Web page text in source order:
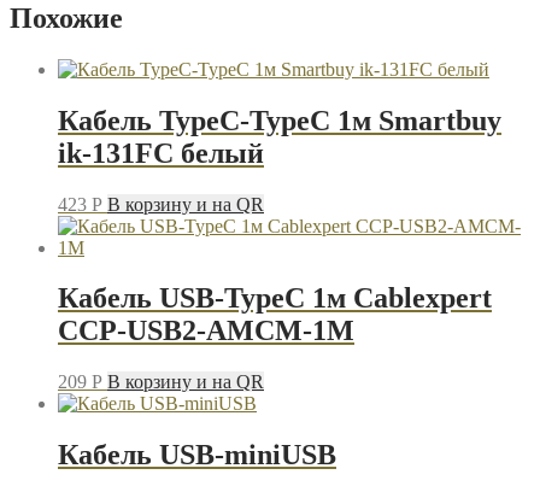
18-
белый
Похожие
Кабель TypeC-TypeC 1м Smartbuy
ik-131FC белый
423 P В корзину и на QR
Кабель USB-TypeC 1м Cablexpert
CCP-USB2-AMCM-1M
209 P В корзину и на QR
Кабель USB-miniUSB